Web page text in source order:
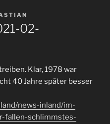
02-
Klar, 1978 war
40 Jahre später besser
news-inland/im-
fallen-schlimmstes-